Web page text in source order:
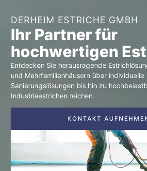
DERHEIM ESTRICHE GMBH
Ihr Partner für
hochwertigen
Entdecken Sie herausragende
und Mehrfamilienhäusern über individuelle
Sanierungslösungen bis hin zu
Industrieestrichen reichen.
KONTAKT